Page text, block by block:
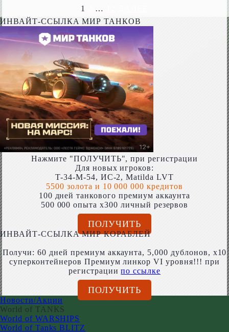
1
…
ИНВАЙТ-ССЫЛКА МИР ТАНКОВ
Нажмите "ПОЛУЧИТЬ", при регистрации
Для новых игроков:
T-34-M-54, ИС-2, Matilda LVT
5500 золота и 10 000 000 кредитов
100 дней танкового премиум аккаунта
500 000 опыта x300 личный резервов
ПОЛУЧИТЬ
ИНВАЙТ-ССЫЛКА МИР КОРАБЛЕЙ
Получи: 60 дней премиум аккаунта, 5,000 дублонов, x10
суперконтейнеров Премиум линкор VI уровня!!! при
регистрациипо ссылке
ПОЛУЧИТЬ
Новости/Акции
World of TANKS
World of WARSHIPS
World of Tanks BLITZ